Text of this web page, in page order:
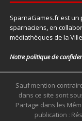
SparnaGames.fr est
sparnaciens, en
médiathèques de la Ville
Notre politique de
Sauf mention
dans ce site sont
Partage dans les
publication :